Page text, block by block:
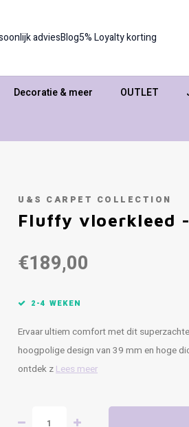
adviesBlog5% Loyalty korting
Decoratie & meer OUTLET
U&S CARPET COLLECTION
Fluffy vloerkleed
€189,00
2-4 WEKEN
Ervaar ultiem comfort met dit
hoogpolige design van 39 mm en hoge
ontdek zLees meer